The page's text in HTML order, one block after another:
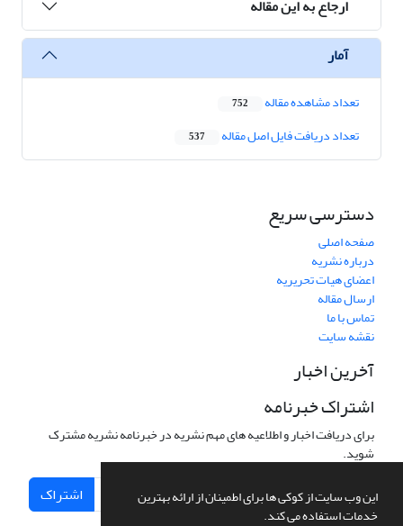
این وب سایت از کوکی ها برای اطمینان از ارائه بهترین
خدمات استفاده می کند.
ارجاع به این مقاله
آمار
تعداد مشاهده مقاله 752
تعداد دریافت فایل اصل مقاله 537
دسترسی سریع
صفحه اصلی
درباره نشریه
اعضای هیات تحریریه
ارسال مقاله
تماس با ما
نقشه سایت
آخرین اخبار
اشتراک خبرنامه
برای دریافت اخبار و اطلاعیه های مهم نشریه در خبرنامه نشریه مشترک
شوید.
اشتراک